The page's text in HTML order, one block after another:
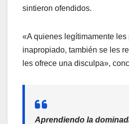
sintieron ofendidos.
«A quienes legítimamente les
inapropiado, también se les
les ofrece una disculpa»,
Aprendiendo la